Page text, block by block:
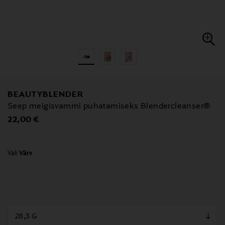
BEAUTYBLENDER
Seep meigisvammi puhatamiseks Blendercleanser®
Original Price
22,00 €
Vali Värv